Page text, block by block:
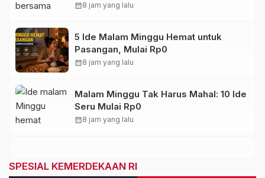
calendar_month8 jam yang lalu
5 Ide Malam Minggu Hemat untuk
Pasangan, Mulai Rp0
calendar_month8 jam yang lalu
Malam Minggu Tak Harus Mahal: 10 Ide
Seru Mulai Rp0
calendar_month8 jam yang lalu
SPESIAL KEMERDEKAAN RI